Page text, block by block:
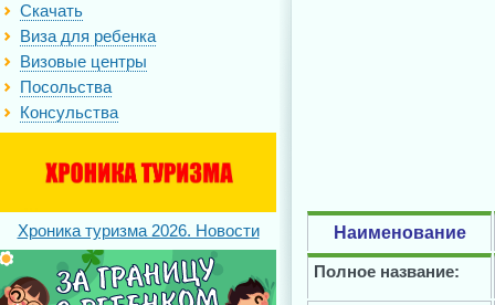
Скачать
Виза для ребенка
Визовые центры
Посольства
Консульства
Хроника туризма 2026. Новости Наименование
Полное название: